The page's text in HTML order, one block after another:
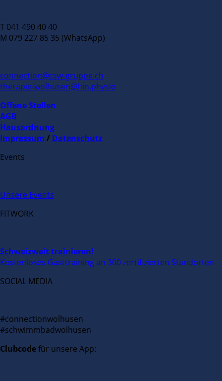
T 041 490 40 40
M 079 227 85 35 (WhatsApp)
connection@csw-gruppe.ch
therapie-wolhusen@hin.physio
Offene Stellen
AGB
Hausordnung
Impressum / Datenschutz
Events
Unsere Events
FITWORK
Schweizweit trainieren!
Kostenloses Gasttraining an 300 zertifizierten Standorten
SOCIAL MEDIA
#connectionwolhusen
#schwimmbadwolhusen
Clubcodefür unsere App: